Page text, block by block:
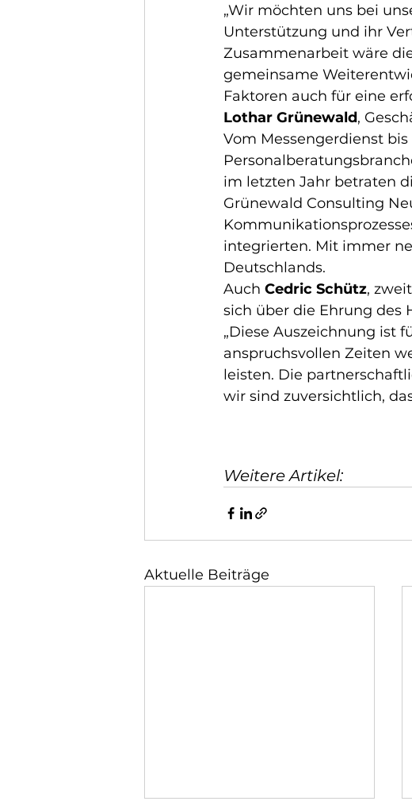
„Wir möchten uns bei
Unterstützung und ihr
Zusammenarbeit wäre
gemeinsame
Faktoren auch für eine
Lothar Grünewald,
Vom Messengerdienst
im letzten Jahr betraten
Grünewald Consulting
integrierten. Mit immer
Deutschlands.
Auch Cedric Schütz,
sich über die Ehrung des
„Diese Auszeichnung ist
anspruchsvollen Zeiten
leisten. Die
wir sind zuversichtlich,
Weitere Artikel:
Aktuelle Beiträge